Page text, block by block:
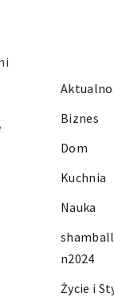
Biznes
Dom
Kuchnia
Nauka
n2024
Życie i